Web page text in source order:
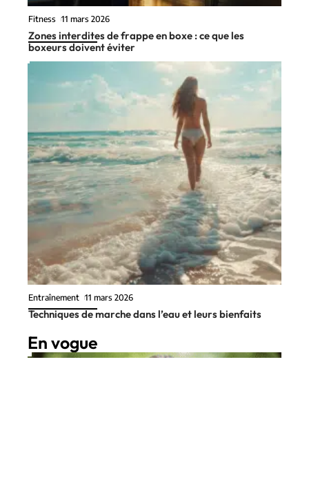
Fitness 11 mars 2026
Zones interdites de frappe en boxe : ce que les
boxeurs doivent éviter
Entraînement 11 mars 2026
Techniques de marche dans l’eau et leurs bienfaits
En vogue